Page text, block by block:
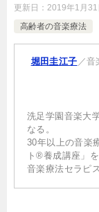
更新日： 2019年1月31
高齢者の音楽療法
堀田圭江子 ／
洗足学園音楽大
なる。
30年以上の音楽
ト®養成講座」を
音楽療法セラピ